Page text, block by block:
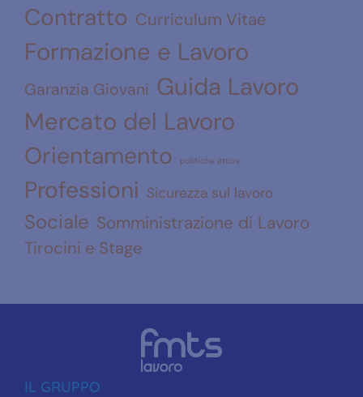
Contratto Curriculum Vitae
Formazione e Lavoro
Garanzia Giovani Guida Lavoro
Mercato del Lavoro
Orientamento politiche attive
Professioni Sicurezza sul lavoro
Sociale Somministrazione di Lavoro
Tirocini e Stage
IL GRUPPO